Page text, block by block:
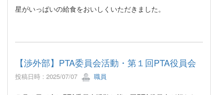
星がいっぱいの給食をおいしくいただきました。
【渉外部】PTA委員会活動・第１回PTA役員会
投稿日時 : 2025/07/07 職員